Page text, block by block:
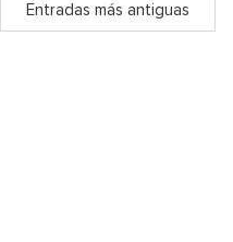
Entradas más antiguas